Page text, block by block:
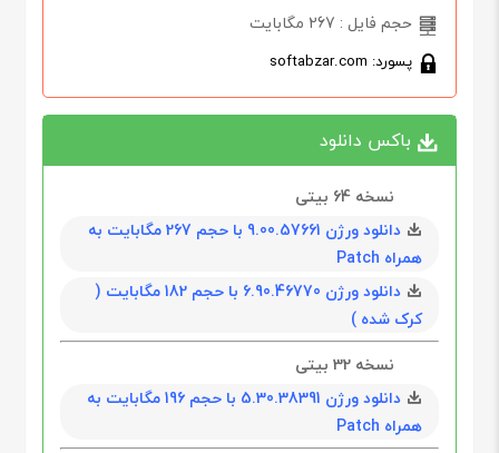
حجم فایل : 267 مگابایت
پسورد: softabzar.com
باکس دانلود
نسخه 64 بیتی
دانلود ورژن 9.00.57661 با حجم 267 مگابايت به
همراه Patch
دانلود ورژن 6.90.46770 با حجم 182 مگابايت (
کرک شده )
نسخه 32 بیتی
دانلود ورژن 5.30.38391 با حجم 196 مگابايت به
همراه Patch